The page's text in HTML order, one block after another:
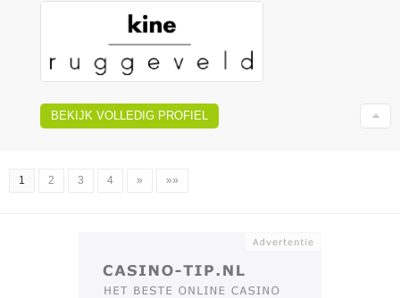
BEKIJK VOLLEDIG PROFIEL
1 2 3 4 » »»